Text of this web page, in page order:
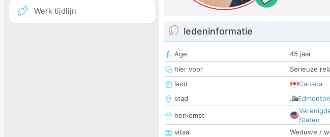
Werk tijdlijn
ledeninformatie
Age
45 jaar
hier voor
Serieuze
land
Canada
stad
Edmonton
herkomst
Staten
vitaal
Weduwe /